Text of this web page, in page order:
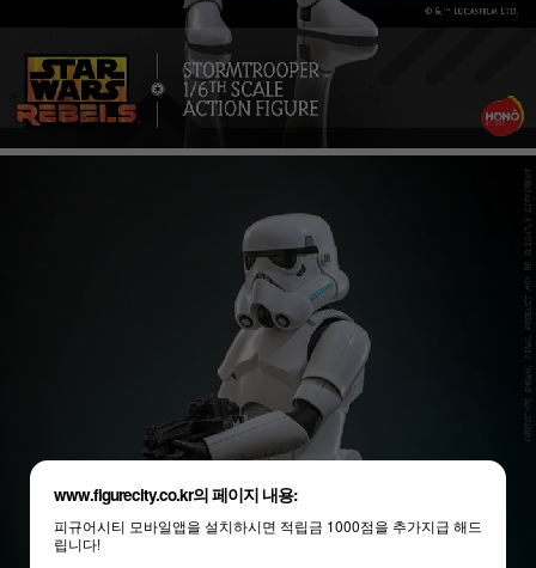
www.figurecity.co.kr의 페이지 내용:
피규어시티 모바일앱을 설치하시면 적립금 1000점을 추가지급 해드
립니다!